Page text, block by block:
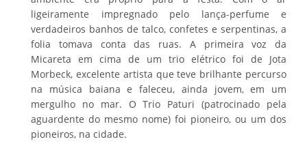
ligeiramente impregnado pelo lança-perfume e
verdadeiros banhos de talco, confetes e serpentinas, a
folia tomava conta das ruas. A primeira voz da
Micareta em cima de um trio elétrico foi de Jota
Morbeck, excelente artista que teve brilhante percurso
na música baiana e faleceu, ainda jovem, em um
mergulho no mar. O Trio Paturi (patrocinado pela
aguardente do mesmo nome) foi pioneiro, ou um dos
pioneiros, na cidade.